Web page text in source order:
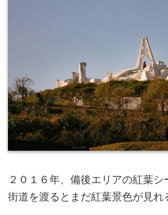
２０１６年、備後エリアの紅葉
街道を渡るとまだ紅葉景色が見れ